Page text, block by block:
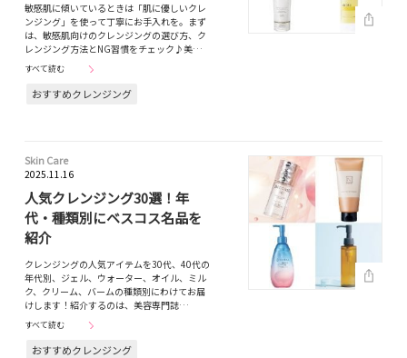
敏感肌に傾いているときは「肌に優しいクレ
ンジング」を使って丁寧にお手入れを。まず
は、敏感肌向けのクレンジングの選び方、ク
レンジング方法とNG習慣をチェック♪美…
すべて読む
おすすめクレンジング
Skin Care
2025.11.16
人気クレンジング30選！年
代・種類別にベスコス名品を
紹介
クレンジングの人気アイテムを30代、40代の
年代別、ジェル、ウォーター、オイル、ミル
ク、クリーム、バームの種類別にわけてお届
けします！紹介するのは、美容専門誌…
すべて読む
おすすめクレンジング